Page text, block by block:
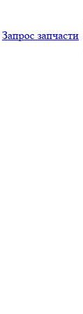
Запрос запчасти